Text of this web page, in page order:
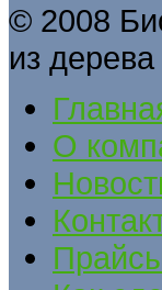
© 2008
из
О